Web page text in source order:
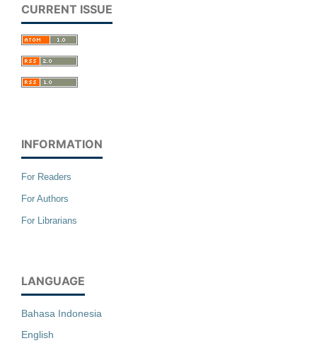
CURRENT ISSUE
INFORMATION
For Readers
For Authors
For Librarians
LANGUAGE
Bahasa Indonesia
English